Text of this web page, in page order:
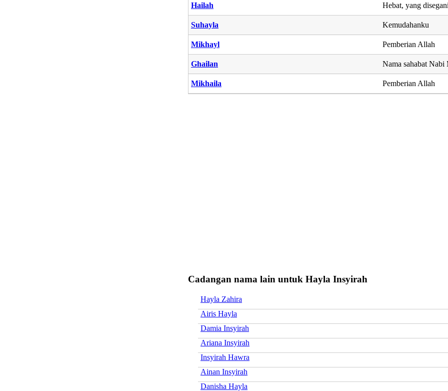
Hailah Hebat, yang disegani
Suhayla Kemudahanku
Mikhayl Pemberian Allah
Ghailan Nama sahabat
Mikhaila Pemberian Allah
Cadangan nama lain untuk Hayla Insyirah
Hayla Zahira
Airis Hayla
Damia Insyirah
Ariana Insyirah
Insyirah Hawra
Ainan Insyirah
Danisha Hayla